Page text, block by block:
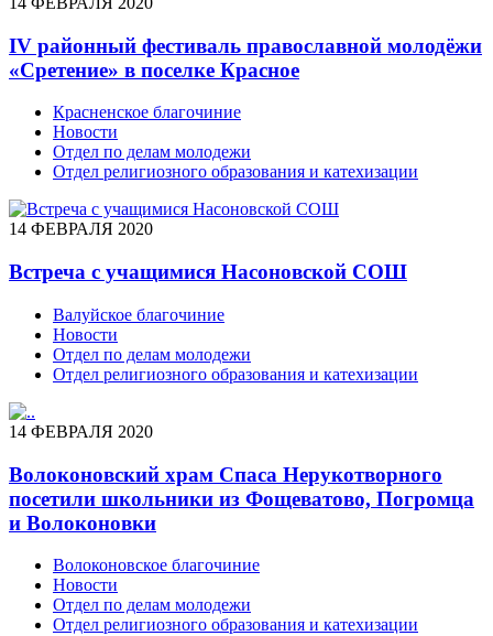
IV районный фестиваль православной молодёжи
«Сретение» в поселке Красное
Красненское благочиние
Новости
Отдел по делам молодежи
Отдел религиозного образования и катехизации
14 ФЕВРАЛЯ 2020
Встреча с учащимися Насоновской СОШ
Валуйское благочиние
Новости
Отдел по делам молодежи
Отдел религиозного образования и катехизации
14 ФЕВРАЛЯ 2020
Волоконовский храм Спаса Нерукотворного
посетили школьники из Фощеватово, Погромца
и Волоконовки
Волоконовское благочиние
Новости
Отдел по делам молодежи
Отдел религиозного образования и катехизации